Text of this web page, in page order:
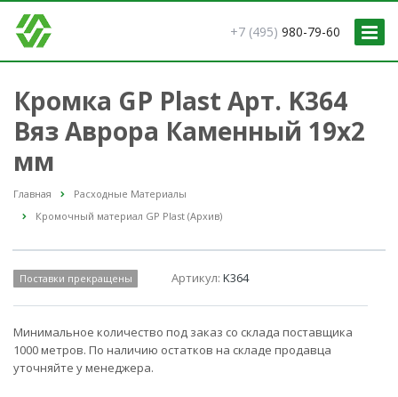
+7 (495) 980-79-60
Кромка GP Plast Арт. K364
Вяз Аврора Каменный 19x2
мм
Главная
Расходные Материалы
Кромочный материал GP Plast (Архив)
Поставки прекращены Артикул:K364
Минимальное количество под заказ со склада поставщика
1000 метров. По наличию остатков на складе продавца
уточняйте у менеджера.